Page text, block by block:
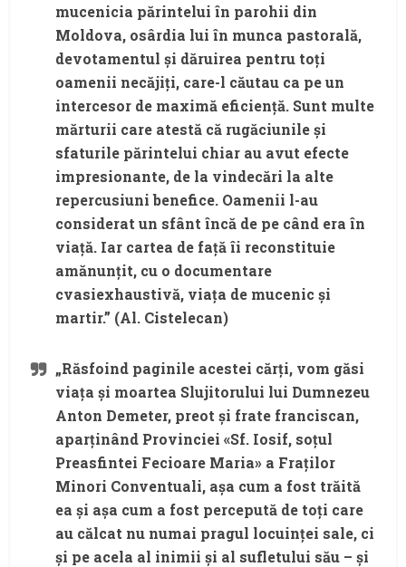
mucenicia părintelui în parohii din
Moldova, osârdia lui în munca pastorală,
devotamentul și dăruirea pentru toți
oamenii necăjiți, care-l căutau ca pe un
intercesor de maximă eficiență. Sunt multe
mărturii care atestă că rugăciunile și
sfaturile părintelui chiar au avut efecte
impresionante, de la vindecări la alte
repercusiuni benefice. Oamenii l-au
considerat un sfânt încă de pe când era în
viață. Iar cartea de față îi reconstituie
amănunțit, cu o documentare
cvasiexhaustivă, viața de mucenic și
martir.” (Al. Cistelecan)
„Răsfoind paginile acestei cărți, vom găsi
viața și moartea Slujitorului lui Dumnezeu
Anton Demeter, preot și frate franciscan,
aparținând Provinciei «Sf. Iosif, soțul
Preasfintei Fecioare Maria» a Fraților
Minori Conventuali, așa cum a fost trăită
ea și așa cum a fost percepută de toți care
au călcat nu numai pragul locuinței sale, ci
și pe acela al inimii și al sufletului său – și